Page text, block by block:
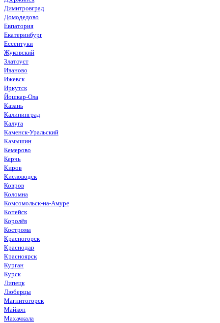
Димитровград
Домодедово
Евпатория
Екатеринбург
Ессентуки
Жуковский
Златоуст
Иваново
Ижевск
Иркутск
Йошкар-Ола
Казань
Калининград
Калуга
Каменск-Уральский
Камышин
Кемерово
Керчь
Киров
Кисловодск
Ковров
Коломна
Комсомольск-на-Амуре
Копейск
Королёв
Кострома
Красногорск
Краснодар
Красноярск
Курган
Курск
Липецк
Люберцы
Магнитогорск
Майкоп
Махачкала